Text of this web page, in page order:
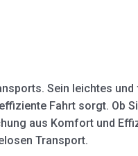
Sein leichtes
Fahrt sorgt. Ob
aus Komfort und
Transport.